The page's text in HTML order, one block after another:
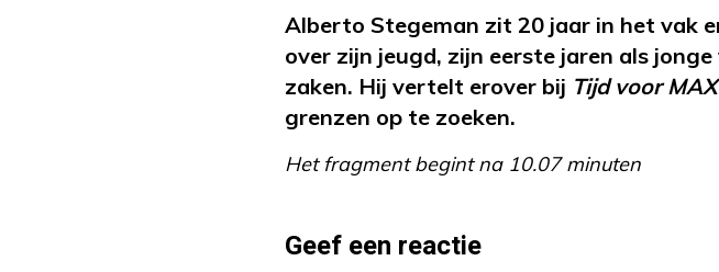
Alberto Stegeman zit 20 jaar in het vak
over zijn jeugd, zijn eerste jaren als
zaken. Hij vertelt erover bij Tijd voor MAX
grenzen op te zoeken.
Het fragment begint na 10.07 minuten
Geef een reactie